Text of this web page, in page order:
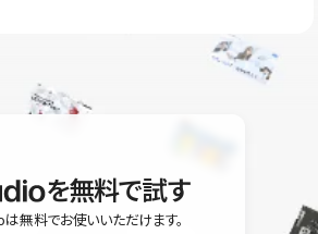
相談できるコミュニティもご利用ください。
を無料で試す
無料でお使いいただけます。